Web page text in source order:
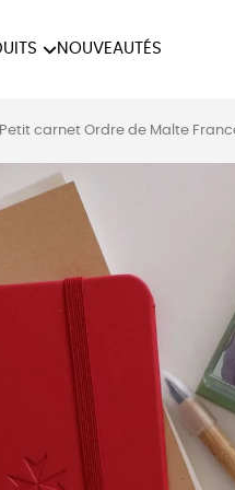
NOUVEAUTÉS
Petit carnet Ordre de Malte